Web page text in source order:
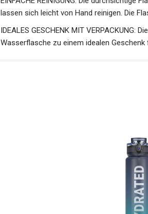
lassen sich leicht von Hand reinigen. Die
IDEALES GESCHENK MIT
Wasserflasche zu einem idealen